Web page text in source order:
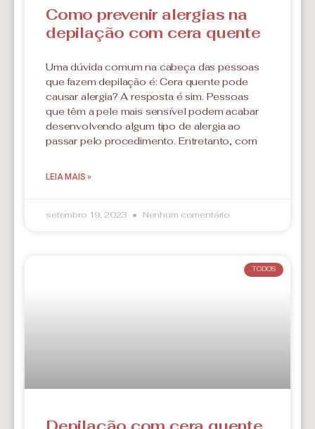
Como prevenir alergias na
depilação com cera quente
Uma dúvida comum na cabeça das pessoas
que fazem depilação é: Cera quente pode
causar alergia? A resposta é sim. Pessoas
que têm a pele mais sensível podem acabar
desenvolvendo algum tipo de alergia ao
passar pelo procedimento. Entretanto, com
LEIA MAIS »
setembro 19, 2023 Nenhum comentário
TODOS